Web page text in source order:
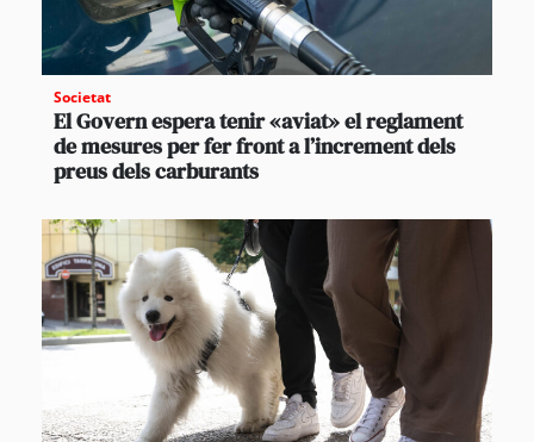
Societat
El Govern espera tenir «aviat» el reglament
de mesures per fer front a l’increment dels
preus dels carburants